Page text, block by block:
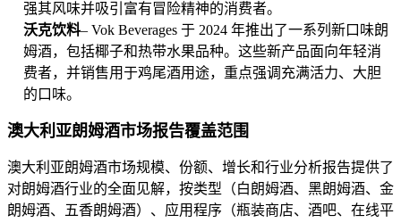
强其风味并吸引富有冒险精神的消费者。
沃克饮料– Vok Beverages 于 2024 年推出了一系列新口味朗
姆酒，包括椰子和热带水果品种。这些新产品面向年轻消
费者，并销售用于鸡尾酒用途，重点强调充满活力、大胆
的口味。
澳大利亚朗姆酒市场报告覆盖范围
澳大利亚朗姆酒市场规模、份额、增长和行业分析报告提供了
对朗姆酒行业的全面见解，按类型（白朗姆酒、黑朗姆酒、金
朗姆酒、五香朗姆酒）、应用程序（瓶装商店、酒吧、在线平